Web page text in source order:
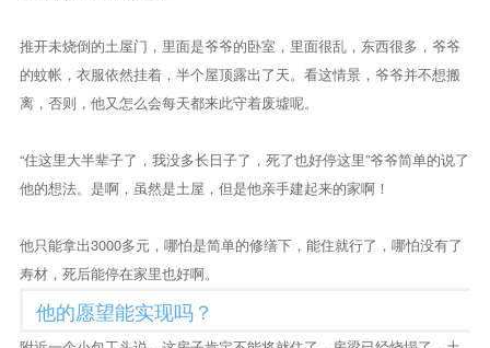
推开未烧倒的土屋门，里面是爷爷的卧室，里面很乱，东西很多，爷爷
的蚊帐，衣服依然挂着，半个屋顶露出了天。看这情景，爷爷并不想搬
离，否则，他又怎么会每天都来此守着废墟呢。
“住这里大半辈子了，我没多长日子了，死了也好停这里”爷爷简单的说了
他的想法。是啊，虽然是土屋，但是他亲手建起来的家啊！
他只能拿出3000多元，哪怕是简单的修缮下，能住就行了，哪怕没有了
寿材，死后能停在家里也好啊。
他的愿望能实现吗？